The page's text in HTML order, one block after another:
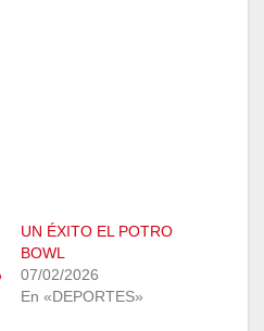
UN ÉXITO EL POTRO
BOWL
07/02/2026
En «DEPORTES»